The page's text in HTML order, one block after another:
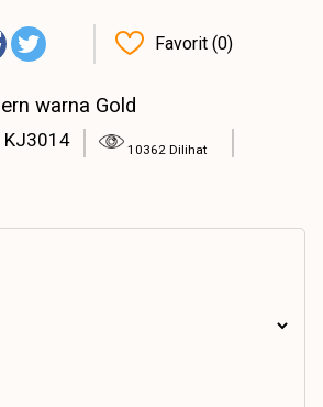
Favorit (0)
warna Gold
KJ3014 10362 Dilihat